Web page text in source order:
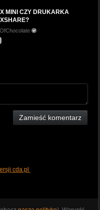
MINI CZY DRUKARKA
Zamieść komentarz
cda.pl